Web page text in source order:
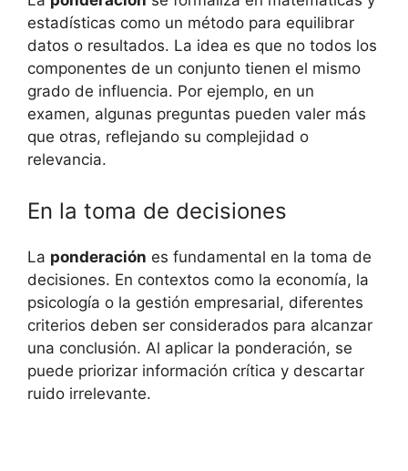
estadísticas como un método para equilibrar
datos o resultados. La idea es que no todos los
componentes de un conjunto tienen el mismo
grado de influencia. Por ejemplo, en un
examen, algunas preguntas pueden valer más
que otras, reflejando su complejidad o
relevancia.
En la toma de decisiones
La ponderación es fundamental en la toma de
decisiones. En contextos como la economía, la
psicología o la gestión empresarial, diferentes
criterios deben ser considerados para alcanzar
una conclusión. Al aplicar la ponderación, se
puede priorizar información crítica y descartar
ruido irrelevante.